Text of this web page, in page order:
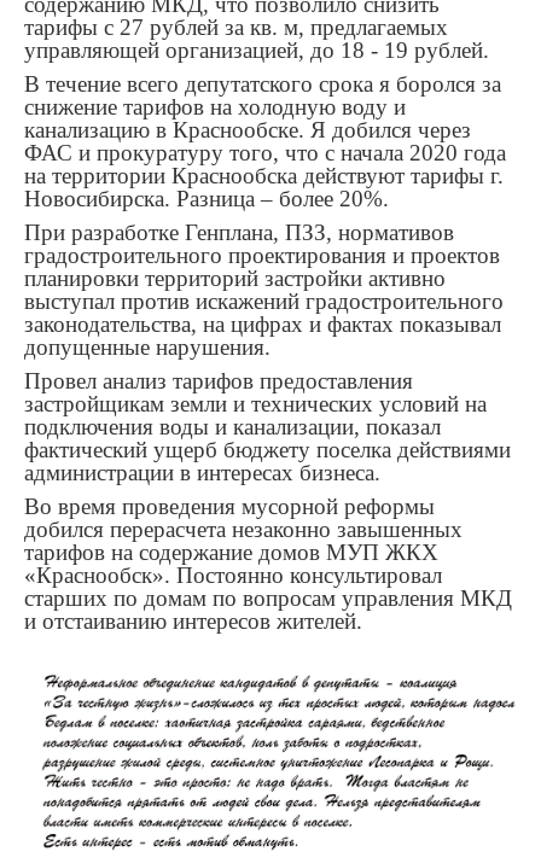
тарифы с 27 рублей за кв. м, предлагаемых
управляющей организацией, до 18 - 19 рублей.
В течение всего депутатского срока я боролся за
снижение тарифов на холодную воду и
канализацию в Краснообске. Я добился через
ФАС и прокуратуру того, что с начала 2020 года
на территории Краснообска действуют тарифы г.
Новосибирска. Разница – более 20%.
При разработке Генплана, ПЗЗ, нормативов
градостроительного проектирования и проектов
планировки территорий застройки активно
выступал против искажений градостроительного
законодательства, на цифрах и фактах показывал
допущенные нарушения.
Провел анализ тарифов предоставления
застройщикам земли и технических условий на
подключения воды и канализации, показал
фактический ущерб бюджету поселка действиями
администрации в интересах бизнеса.
Во время проведения мусорной реформы
добился перерасчета незаконно завышенных
тарифов на содержание домов МУП ЖКХ
«Краснообск». Постоянно консультировал
старших по домам по вопросам управления МКД
и отстаиванию интересов жителей.